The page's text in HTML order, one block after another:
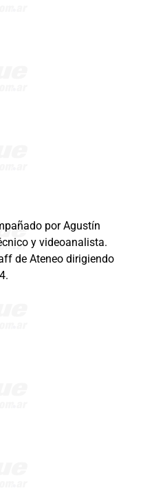
por Agustín
y videoanalista.
de Ateneo dirigiendo